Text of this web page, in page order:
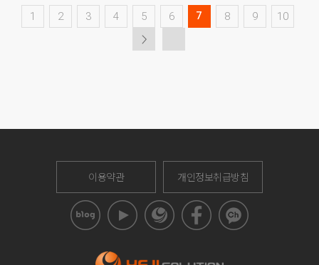
1 2 3 4 5 6 7 8 9 10
이용약관 개인정보취급방침